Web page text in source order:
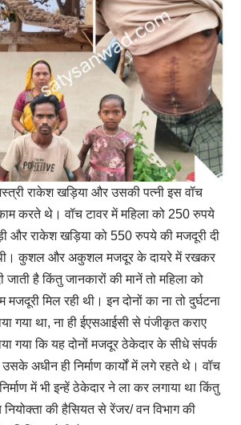
राकेश खड़िया और उसकी पत्नी इस वॉच
करते थे। वॉच टावर में महिला को 250 रुपये
और राकेश खड़िया को 550 रुपये की मजदूरी दी
थी। कुशल और अकुशल मजदूर के दायरे में रखकर
जाती है किंतु जानकारों की मानें तो महिला को
मिल रही थी। इन दोनों का ना तो दुर्घटना
गया था, ना ही ईएसआईसी से पंजीकृत कराए
गया कि यह दोनों मजदूर ठेकेदार के सीधे संपर्क
अधीन ही निर्माण कार्यों में लगे रहते थे। वॉच
में भी इन्हें ठेकेदार ने ला कर लगाया था किंतु
नियोक्ता की हैसियत से रेंजर/ वन विभाग की